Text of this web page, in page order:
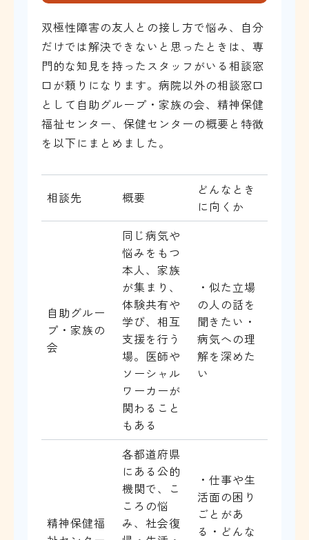
双極性障害の友人との接し方で悩み、自分
だけでは解決できないと思ったときは、専
門的な知見を持ったスタッフがいる相談窓
口が頼りになります。病院以外の相談窓口
として自助グループ・家族の会、精神保健
福祉センター、保健センターの概要と特徴
を以下にまとめました。
相談先 概要
どんなとき
に向くか
自助グルー
プ・家族の
会
同じ病気や
悩みをもつ
本人、家族
が集まり、
体験共有や
学び、相互
支援を行う
場。医師や
ソーシャル
ワーカーが
関わること
もある
・似た立場
の人の話を
聞きたい・
病気への理
解を深めた
い
精神保健福
各都道府県
にある公的
機関で、こ
ころの悩
み、社会復
・仕事や生
活面の困り
ごとがあ
る・どんな